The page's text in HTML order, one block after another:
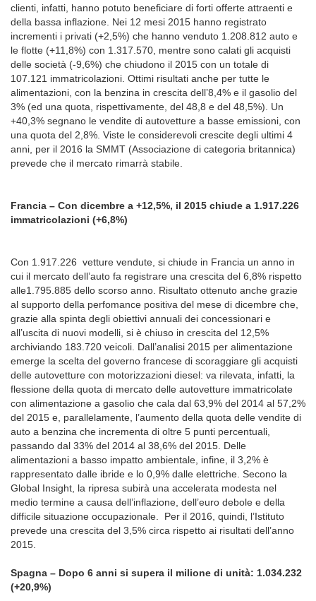
clienti, infatti, hanno potuto beneficiare di forti offerte attraenti e
della bassa inflazione. Nei 12 mesi 2015 hanno registrato
incrementi i privati (+2,5%) che hanno venduto 1.208.812 auto e
le flotte (+11,8%) con 1.317.570, mentre sono calati gli acquisti
delle società (-9,6%) che chiudono il 2015 con un totale di
107.121 immatricolazioni. Ottimi risultati anche per tutte le
alimentazioni, con la benzina in crescita dell’8,4% e il gasolio del
3% (ed una quota, rispettivamente, del 48,8 e del 48,5%). Un
+40,3% segnano le vendite di autovetture a basse emissioni, con
una quota del 2,8%. Viste le considerevoli crescite degli ultimi 4
anni, per il 2016 la SMMT (Associazione di categoria britannica)
prevede che il mercato rimarrà stabile.
Francia – Con dicembre a +12,5%, il 2015 chiude a 1.917.226
immatricolazioni (+6,8%)
Con 1.917.226 vetture vendute, si chiude in Francia un anno in
cui il mercato dell’auto fa registrare una crescita del 6,8% rispetto
alle1.795.885 dello scorso anno. Risultato ottenuto anche grazie
al supporto della perfomance positiva del mese di dicembre che,
grazie alla spinta degli obiettivi annuali dei concessionari e
all’uscita di nuovi modelli, si è chiuso in crescita del 12,5%
archiviando 183.720 veicoli. Dall’analisi 2015 per alimentazione
emerge la scelta del governo francese di scoraggiare gli acquisti
delle autovetture con motorizzazioni diesel: va rilevata, infatti, la
flessione della quota di mercato delle autovetture immatricolate
con alimentazione a gasolio che cala dal 63,9% del 2014 al 57,2%
del 2015 e, parallelamente, l’aumento della quota delle vendite di
auto a benzina che incrementa di oltre 5 punti percentuali,
passando dal 33% del 2014 al 38,6% del 2015. Delle
alimentazioni a basso impatto ambientale, infine, il 3,2% è
rappresentato dalle ibride e lo 0,9% dalle elettriche. Secono la
Global Insight, la ripresa subirà una accelerata modesta nel
medio termine a causa dell’inflazione, dell’euro debole e della
difficile situazione occupazionale. Per il 2016, quindi, l’Istituto
prevede una crescita del 3,5% circa rispetto ai risultati dell’anno
2015.
Spagna – Dopo 6 anni si supera il milione di unità: 1.034.232
(+20,9%)